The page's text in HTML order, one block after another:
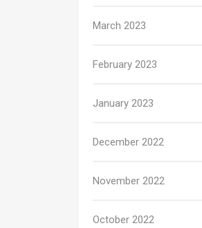
March 2023
February 2023
January 2023
December 2022
November 2022
October 2022